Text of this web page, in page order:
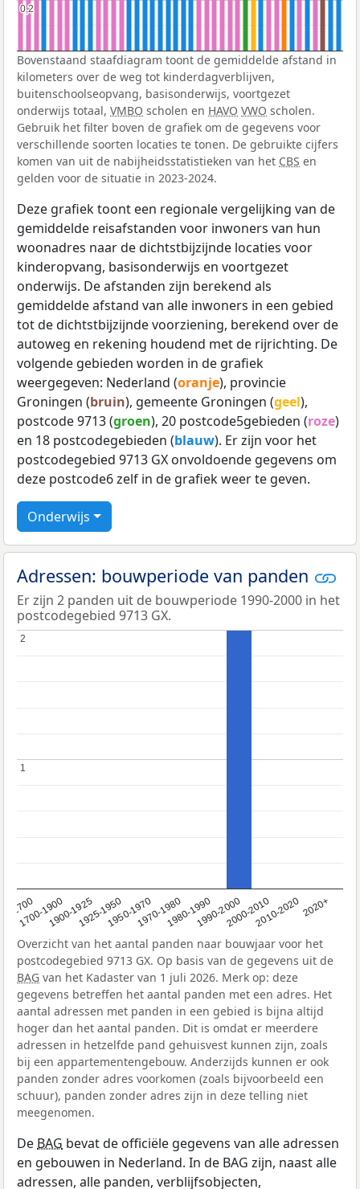
0,2
0,2
Bovenstaand staafdiagram toont de gemiddelde afstand in
kilometers over de weg tot kinderdagverblijven,
buitenschoolseopvang, basisonderwijs, voortgezet
onderwijs totaal, VMBO scholen en HAVO VWO scholen.
Gebruik het filter boven de grafiek om de gegevens voor
verschillende soorten locaties te tonen. De gebruikte cijfers
komen van uit de nabijheidsstatistieken van het CBS en
gelden voor de situatie in 2023-2024.
Deze grafiek toont een regionale vergelijking van de
gemiddelde reisafstanden voor inwoners van hun
woonadres naar de dichtstbijzijnde locaties voor
kinderopvang, basisonderwijs en voortgezet
onderwijs. De afstanden zijn berekend als
gemiddelde afstand van alle inwoners in een gebied
tot de dichtstbijzijnde voorziening, berekend over de
autoweg en rekening houdend met de rijrichting. De
volgende gebieden worden in de grafiek
weergegeven: Nederland (oranje), provincie
Groningen (bruin), gemeente Groningen (geel),
postcode 9713 (groen), 20 postcode5gebieden (roze)
en 18 postcodegebieden (blauw). Er zijn voor het
postcodegebied 9713 GX onvoldoende gegevens om
deze postcode6 zelf in de grafiek weer te geven.
Onderwijs
Adressen: bouwperiode van panden
Er zijn 2 panden uit de bouwperiode 1990-2000 in het
postcodegebied 9713 GX.
<1700
1700-19001900-19251925-19501950-19701970-19801980-19901990-20002000-20102010-20202020+
1
1
2
2
Overzicht van het aantal panden naar bouwjaar voor het
postcodegebied 9713 GX. Op basis van de gegevens uit de
BAG van het Kadaster van 1 juli 2026. Merk op: deze
gegevens betreffen het aantal panden met een adres. Het
aantal adressen met panden in een gebied is bijna altijd
hoger dan het aantal panden. Dit is omdat er meerdere
adressen in hetzelfde pand gehuisvest kunnen zijn, zoals
bij een appartementengebouw. Anderzijds kunnen er ook
panden zonder adres voorkomen (zoals bijvoorbeeld een
schuur), panden zonder adres zijn in deze telling niet
meegenomen.
De BAG bevat de officiële gegevens van alle adressen
en gebouwen in Nederland. In de BAG zijn, naast alle
adressen, alle panden, verblijfsobjecten,